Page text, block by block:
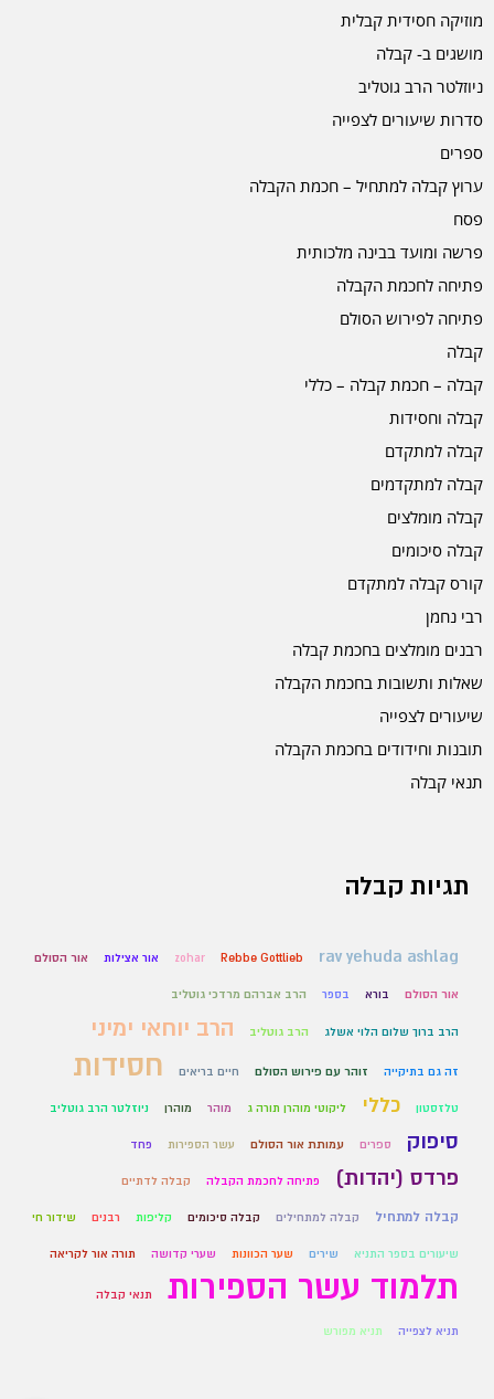
מוזיקה חסידית קבלית
מושגים ב- קבלה
ניוזלטר הרב גוטליב
סדרות שיעורים לצפייה
ספרים
ערוץ קבלה למתחיל – חכמת הקבלה
פסח
פרשה ומועד בבינה מלכותית
פתיחה לחכמת הקבלה
פתיחה לפירוש הסולם
קבלה
קבלה – חכמת קבלה – כללי
קבלה וחסידות
קבלה למתקדם
קבלה למתקדמים
קבלה מומלצים
קבלה סיכומים
קורס קבלה למתקדם
רבי נחמן
רבנים מומלצים בחכמת קבלה
שאלות ותשובות בחכמת הקבלה
שיעורים לצפייה
תובנות וחידודים בחכמת הקבלה
תנאי קבלה
תגיות קבלה
rav yehuda ashlag
Rebbe Gottlieb
zohar אור אצילות אור הסולם
אור הסולם בורא בספר הרב אברהם מרדכי גוטליב
הרב ברוך שלום הלוי אשלג הרב גוטליב הרב יוחאי ימיני
זה גם בתיקייה זוהר עם פירוש הסולם חיים בריאים חסידות
טלזסטון כללי ליקוטי מוהרן תורה ג מוהר מוהרן ניוזלטר הרב גוטליב
סיפוק ספרים עמותת אור הסולם עשר הספירות פחד
פרדס (יהדות) פתיחה לחכמת הקבלה קבלה לדתיים
קבלה למתחיל קבלה למתחילים קבלה סיכומים קליפות רבנים שידור חי
שיעורים בספר התניא שירים שער הכוונות שערי קדושה תורה אור לקריאה
תלמוד עשר הספירות תנאי קבלה
תניא לצפייה תניא מפורש